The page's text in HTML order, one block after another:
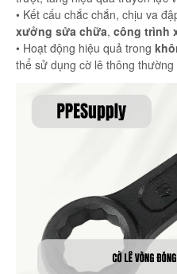
• Kết cấu chắc chắn, chịu va
xưởng sửa chữa, công trình
• Hoạt động hiệu quả trong
thể sử dụng cờ lê thông